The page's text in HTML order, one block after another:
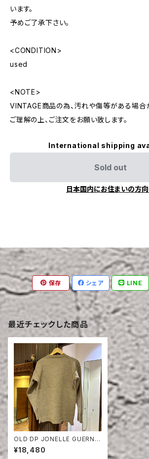
います。
予めご了承下さい。
<CONDITION>
used
<NOTE>
VINTAGE商品の為、汚れや傷等がある場合
ご理解の上、ご注文をお願い致します。
International shipping
Sold out
日本国内にお住まいの方
保存 シェア LINE
最近チェックした商品
OLD DP JONELLE GUERNS
EY SWEATER
¥18,480